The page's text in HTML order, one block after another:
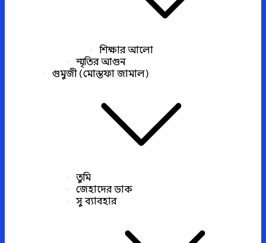
শিক্ষার আলো
স্মৃতির আগুন
গুমুজী (মোস্তফা জামাল)
তুমি
জেহাদের ডাক
সু ব্যাবহার